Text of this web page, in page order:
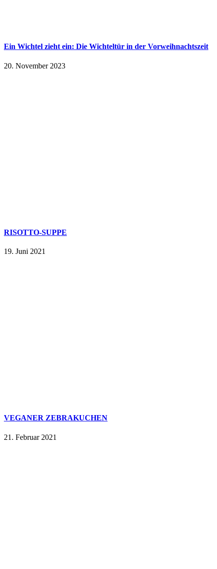
Ein Wichtel zieht ein: Die Wichteltür in der Vorweihnachtszeit
20. November 2023
RISOTTO-SUPPE
19. Juni 2021
VEGANER ZEBRAKUCHEN
21. Februar 2021